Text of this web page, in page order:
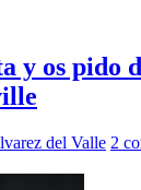
y os pido
del Valle 2